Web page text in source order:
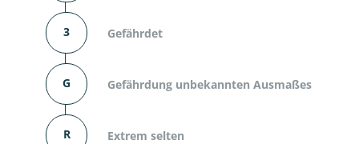
3 Gefährdet
G Gefährdung unbekannten Ausmaßes
R Extrem selten